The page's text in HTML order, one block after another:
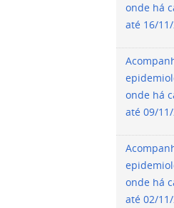
onde há
até 16/11/
onde há
até 09/11/
onde há
até 02/11/